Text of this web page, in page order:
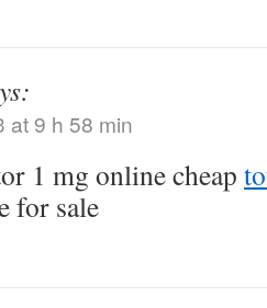
at 9 h 58 min
1 mg online cheap
for sale